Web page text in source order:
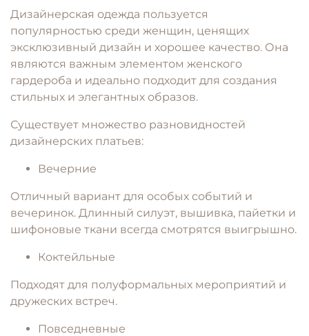
Дизайнерская одежда пользуется
популярностью среди женщин, ценящих
эксклюзивный дизайн и хорошее качество. Она
являются важным элементом женского
гардероба и идеально подходит для создания
стильных и элегантных образов.
Существует множество разновидностей
дизайнерских платьев:
Вечерние
Отличный вариант для особых событий и
вечеринок. Длинный силуэт, вышивка, пайетки и
шифоновые ткани всегда смотрятся выигрышно.
Коктейльные
Подходят для полуформальных мероприятий и
дружеских встреч.
Повседневные